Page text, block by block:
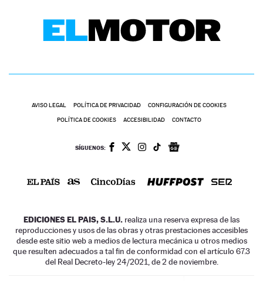
AVISO LEGAL POLÍTICA DE PRIVACIDAD CONFIGURACIÓN DE COOKIES
POLÍTICA DE COOKIES ACCESIBILIDAD CONTACTO
SÍGUENOS:
EDICIONES EL PAIS, S.L.U. realiza una reserva expresa de las
reproducciones y usos de las obras y otras prestaciones accesibles
desde este sitio web a medios de lectura mecánica u otros medios
que resulten adecuados a tal fin de conformidad con el artículo 67.3
del Real Decreto-ley 24/2021, de 2 de noviembre.